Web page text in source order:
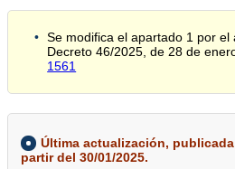
Se modifica el apartado 1 por el
Decreto 46/2025, de 28 de
1561
Última actualización,
partir del 30/01/2025.